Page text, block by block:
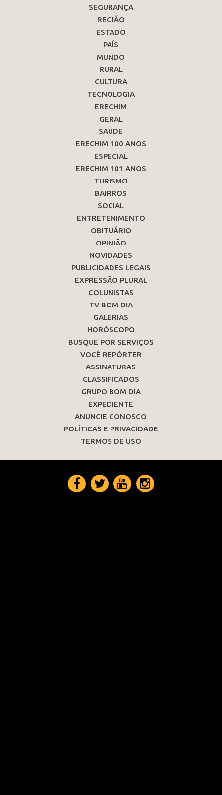
SEGURANÇA
REGIÃO
ESTADO
PAÍS
MUNDO
RURAL
CULTURA
TECNOLOGIA
ERECHIM
GERAL
SAÚDE
ERECHIM 100 ANOS
ESPECIAL
ERECHIM 101 ANOS
TURISMO
BAIRROS
SOCIAL
ENTRETENIMENTO
OBITUÁRIO
OPINIÃO
NOVIDADES
PUBLICIDADES LEGAIS
EXPRESSÃO PLURAL
COLUNISTAS
TV BOM DIA
GALERIAS
HORÓSCOPO
BUSQUE POR SERVIÇOS
VOCÊ REPÓRTER
ASSINATURAS
CLASSIFICADOS
GRUPO BOM DIA
EXPEDIENTE
ANUNCIE CONOSCO
POLÍTICAS E PRIVACIDADE
TERMOS DE USO